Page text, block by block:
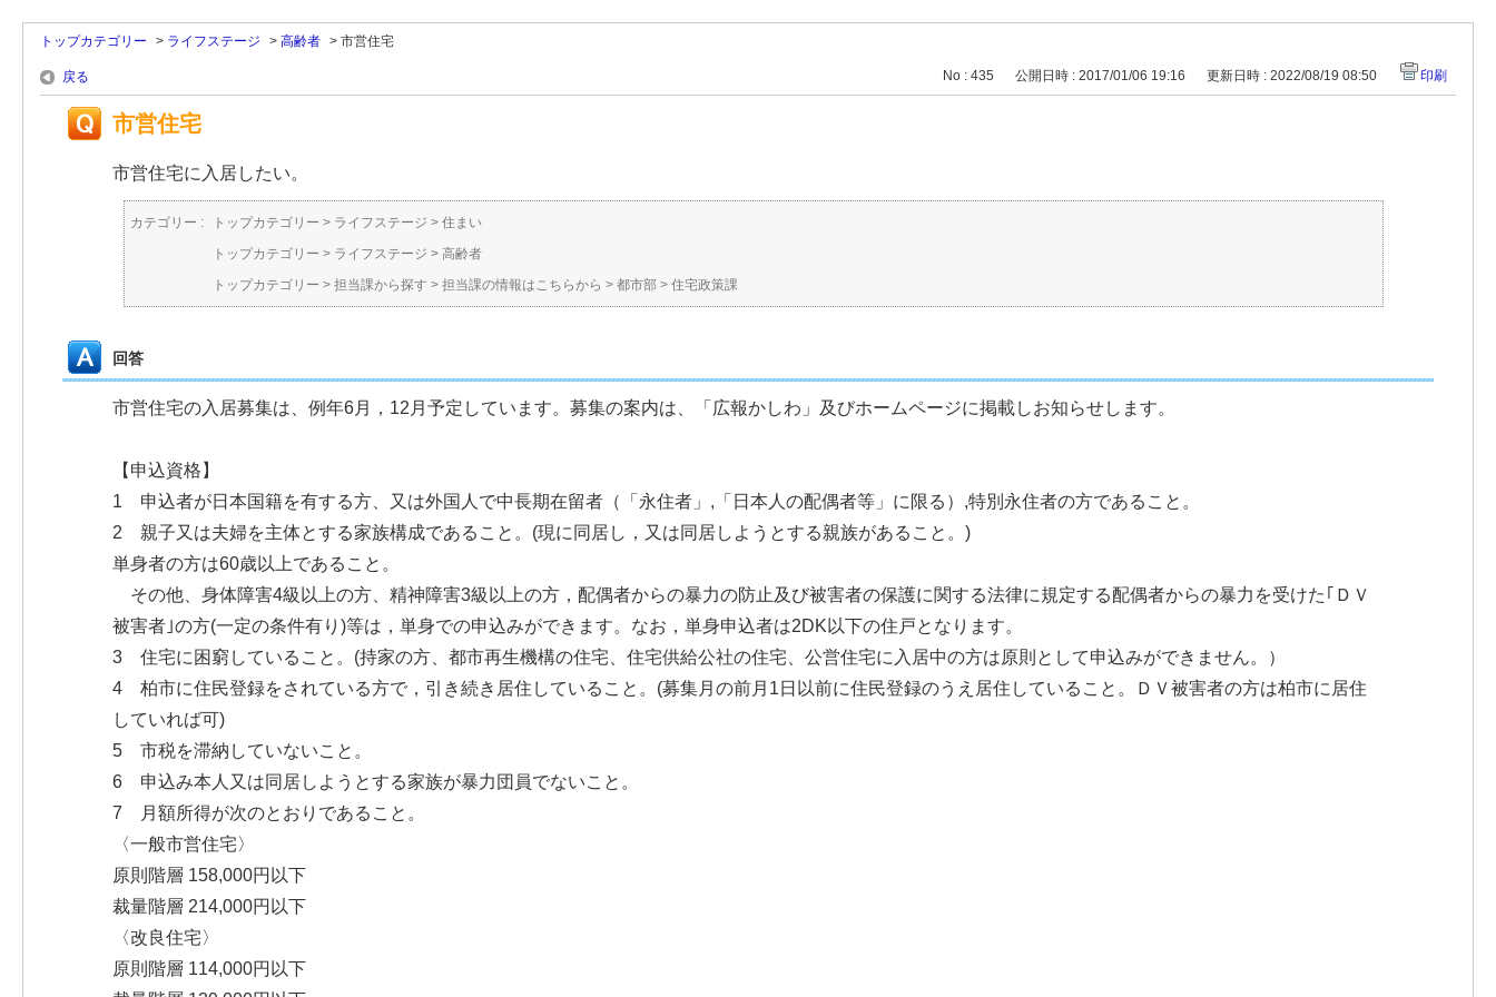
トップカテゴリー > ライフステージ > 高齢者 > 市営住宅
戻る No : 435 公開日時 : 2017/01/06 19:16 更新日時 : 2022/08/19 08:50 印刷
市営住宅
市営住宅に入居したい。
カテゴリー : トップカテゴリー > ライフステージ > 住まい
トップカテゴリー > ライフステージ > 高齢者
トップカテゴリー > 担当課から探す > 担当課の情報はこちらから > 都市部 > 住宅政策課
回答
市営住宅の入居募集は、例年6月，12月予定しています。募集の案内は、「広報かしわ」及びホームページに掲載しお知らせします。
【申込資格】
1 申込者が日本国籍を有する方、又は外国人で中長期在留者（「永住者」,「日本人の配偶者等」に限る）,特別永住者の方であること。
2 親子又は夫婦を主体とする家族構成であること。(現に同居し，又は同居しようとする親族があること。)
単身者の方は60歳以上であること。
その他、身体障害4級以上の方、精神障害3級以上の方，配偶者からの暴力の防止及び被害者の保護に関する法律に規定する配偶者からの暴力を受けた｢ＤＶ
被害者｣の方(一定の条件有り)等は，単身での申込みができます。なお，単身申込者は2DK以下の住戸となります。
3 住宅に困窮していること。(持家の方、都市再生機構の住宅、住宅供給公社の住宅、公営住宅に入居中の方は原則として申込みができません。）
4 柏市に住民登録をされている方で，引き続き居住していること。(募集月の前月1日以前に住民登録のうえ居住していること。ＤＶ被害者の方は柏市に居住
していれば可)
5 市税を滞納していないこと。
6 申込み本人又は同居しようとする家族が暴力団員でないこと。
7 月額所得が次のとおりであること。
〈一般市営住宅〉
原則階層 158,000円以下
裁量階層 214,000円以下
〈改良住宅〉
原則階層 114,000円以下